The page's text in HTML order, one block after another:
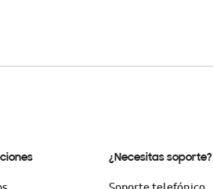
¿Necesitas soporte?